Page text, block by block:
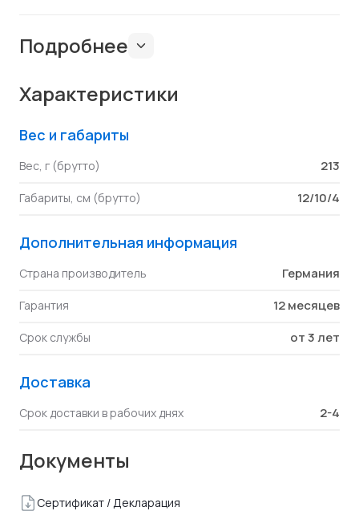
Подробнее
Характеристики
Вес и габариты
Вес, г (брутто) 213
Габариты, см (брутто) 12/10/4
Дополнительная информация
Страна производитель Германия
Гарантия 12 месяцев
Срок службы от 3 лет
Доставка
Срок доставки в рабочих днях 2-4
Документы
Сертификат / Декларация